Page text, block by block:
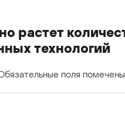
растет
технологий
поля помечены